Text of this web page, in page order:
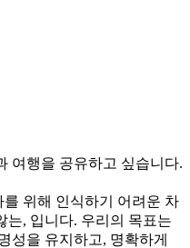
여행을 공유하고 싶습니다.
위해 인식하기 어려운 차
는, 입니다. 우리의 목표는
성을 유지하고, 명확하게